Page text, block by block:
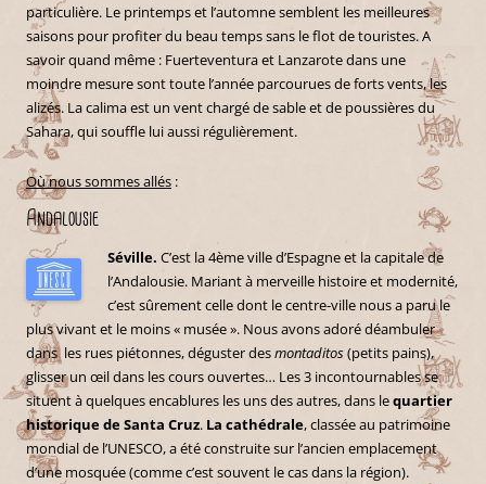
particulière. Le printemps et l’automne semblent les meilleures
saisons pour profiter du beau temps sans le flot de touristes. A
savoir quand même : Fuerteventura et Lanzarote dans une
moindre mesure sont toute l’année parcourues de forts vents, les
alizés. La calima est un vent chargé de sable et de poussières du
Sahara, qui souffle lui aussi régulièrement.
Où nous sommes allés :
Andalousie
Séville. C’est la 4ème ville d’Espagne et la capitale de
l’Andalousie. Mariant à merveille histoire et modernité,
c’est sûrement celle dont le centre-ville nous a paru le
plus vivant et le moins « musée ». Nous avons adoré déambuler
dans les rues piétonnes, déguster desmontaditos(petits pains),
glisser un œil dans les cours ouvertes… Les 3 incontournables se
situent à quelques encablures les uns des autres, dans lequartier
historique de Santa Cruz. La cathédrale, classée au patrimoine
mondial de l’UNESCO, a été construite sur l’ancien emplacement
d’une mosquée (comme c’est souvent le cas dans la région).